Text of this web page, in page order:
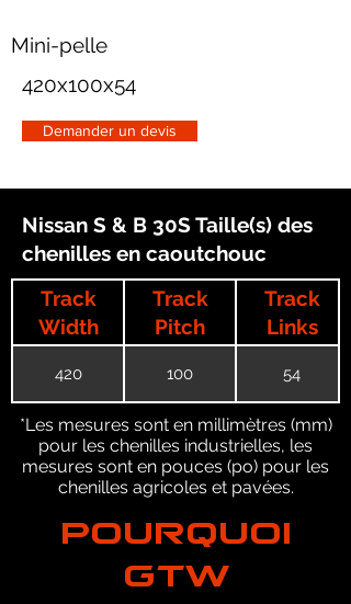
Mini-pelle
420x100x54
Demander un devis
Nissan S & B 30S Taille(s) des
chenilles en caoutchouc
Track
Width
Track
Pitch
Track
Links
420 100 54
*Les mesures sont en millimètres (mm)
pour les chenilles industrielles, les
mesures sont en pouces (po) pour les
chenilles agricoles et pavées.
POURQUOI
GTW